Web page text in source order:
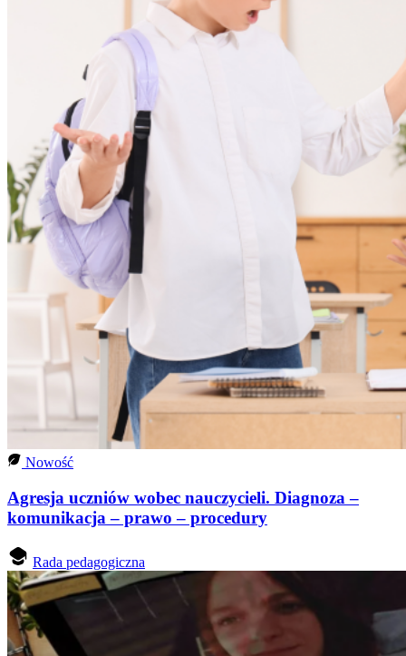
Nowość
Agresja uczniów wobec nauczycieli. Diagnoza –
komunikacja – prawo – procedury
Rada pedagogiczna